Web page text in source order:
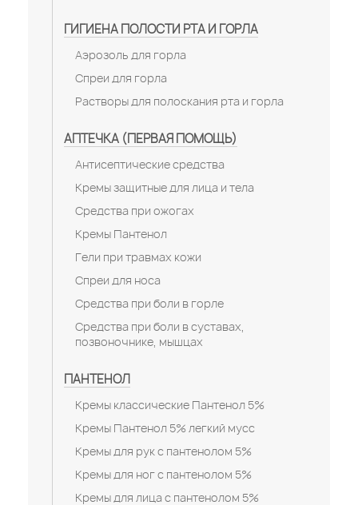
ГИГИЕНА ПОЛОСТИ РТА И ГОРЛА
Аэрозоль для горла
Спреи для горла
Растворы для полоскания рта и горла
АПТЕЧКА (ПЕРВАЯ ПОМОЩЬ)
Антисептические средства
Кремы защитные для лица и тела
Средства при ожогах
Кремы Пантенол
Гели при травмах кожи
Спреи для носа
Средства при боли в горле
Средства при боли в суставах,
позвоночнике, мышцах
ПАНТЕНОЛ
Кремы классические Пантенол 5%
Кремы Пантенол 5% легкий мусс
Кремы для рук с пантенолом 5%
Кремы для ног с пантенолом 5%
Кремы для лица с пантенолом 5%